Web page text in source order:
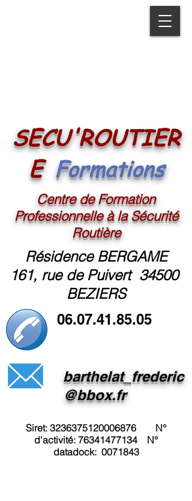
SECU'ROUTIER
E Formations
Centre de Formation
Professionnelle à la Sécurité
Routière
Résidence BERGAME
161, rue de Puivert 34500
BEZIERS
06.07.41.85.05
barthelat_frederic
@bbox.fr
Siret: 3236375120006876 N°
d'activité: 76341477134 N°
datadock: 0071843